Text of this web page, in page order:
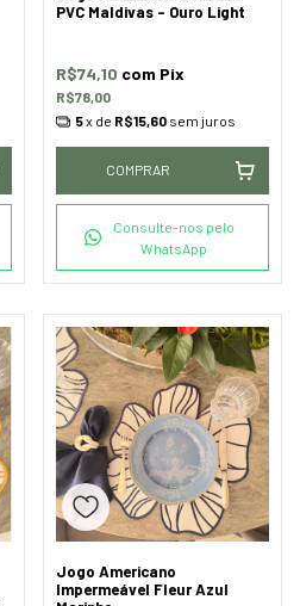
PVC Maldivas - Ouro Light
R$78,00
R$74,10 com Pix
5x de R$15,60 sem juros
COMPRAR
Consulte-nos pelo
WhatsApp
Jogo Americano
Impermeável Fleur Azul